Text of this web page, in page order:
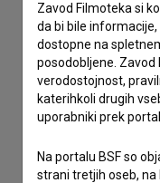
Sprejemam
zbiranje,
Zavod Filmoteka si
da bi bile
dostopne na
posodobljene. Zavod
verodostojnost,
katerihkoli drugih
uporabniki prek
Na portalu BSF so
strani tretjih oseb,